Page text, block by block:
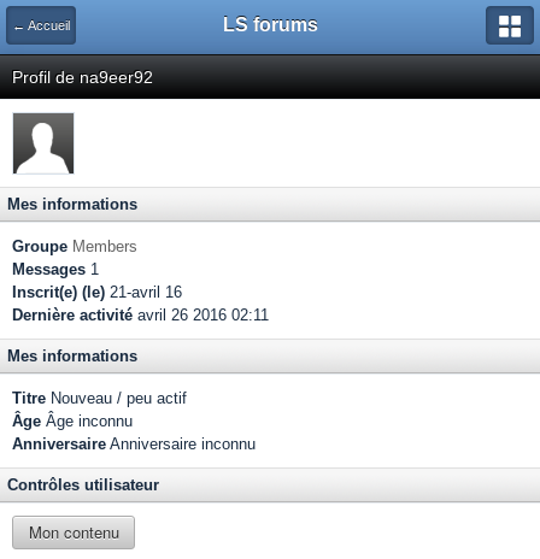
← Accueil LS forums
Profil de na9eer92
Mes informations
Groupe Members
Messages 1
Inscrit(e) (le) 21-avril 16
Dernière activité avril 26 2016 02:11
Mes informations
Titre Nouveau / peu actif
Âge Âge inconnu
Anniversaire Anniversaire inconnu
Contrôles utilisateur
Mon contenu